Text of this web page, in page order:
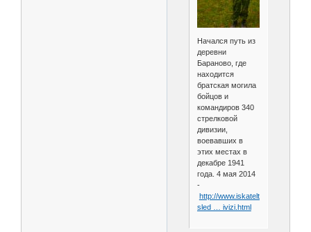
Начался путь из
деревни
Бараново, где
находится
братская могила
бойцов и
командиров 340
стрелковой
дивизии,
воевавших в
этих местах в
декабре 1941
года. 4 мая 2014
-
http://www.iskateltula.ru/stati/po-
sled … ivizi.html